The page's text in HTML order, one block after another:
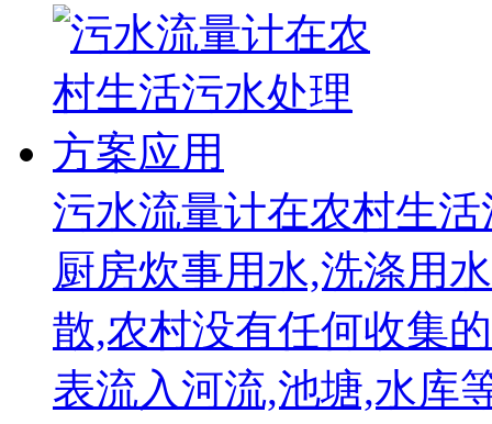
污水流量计在农村生
厨房炊事用水,洗涤用
散,农村没有任何收集
表流入河流,池塘,水库